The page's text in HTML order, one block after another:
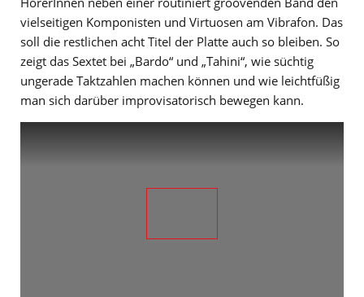
vielseitigen Komponisten und Virtuosen am Vibrafon. Das
soll die restlichen acht Titel der Platte auch so bleiben. So
zeigt das Sextet bei „Bardo“ und „Tahini“, wie süchtig
ungerade Taktzahlen machen können und wie leichtfüßig
man sich darüber improvisatorisch bewegen kann.